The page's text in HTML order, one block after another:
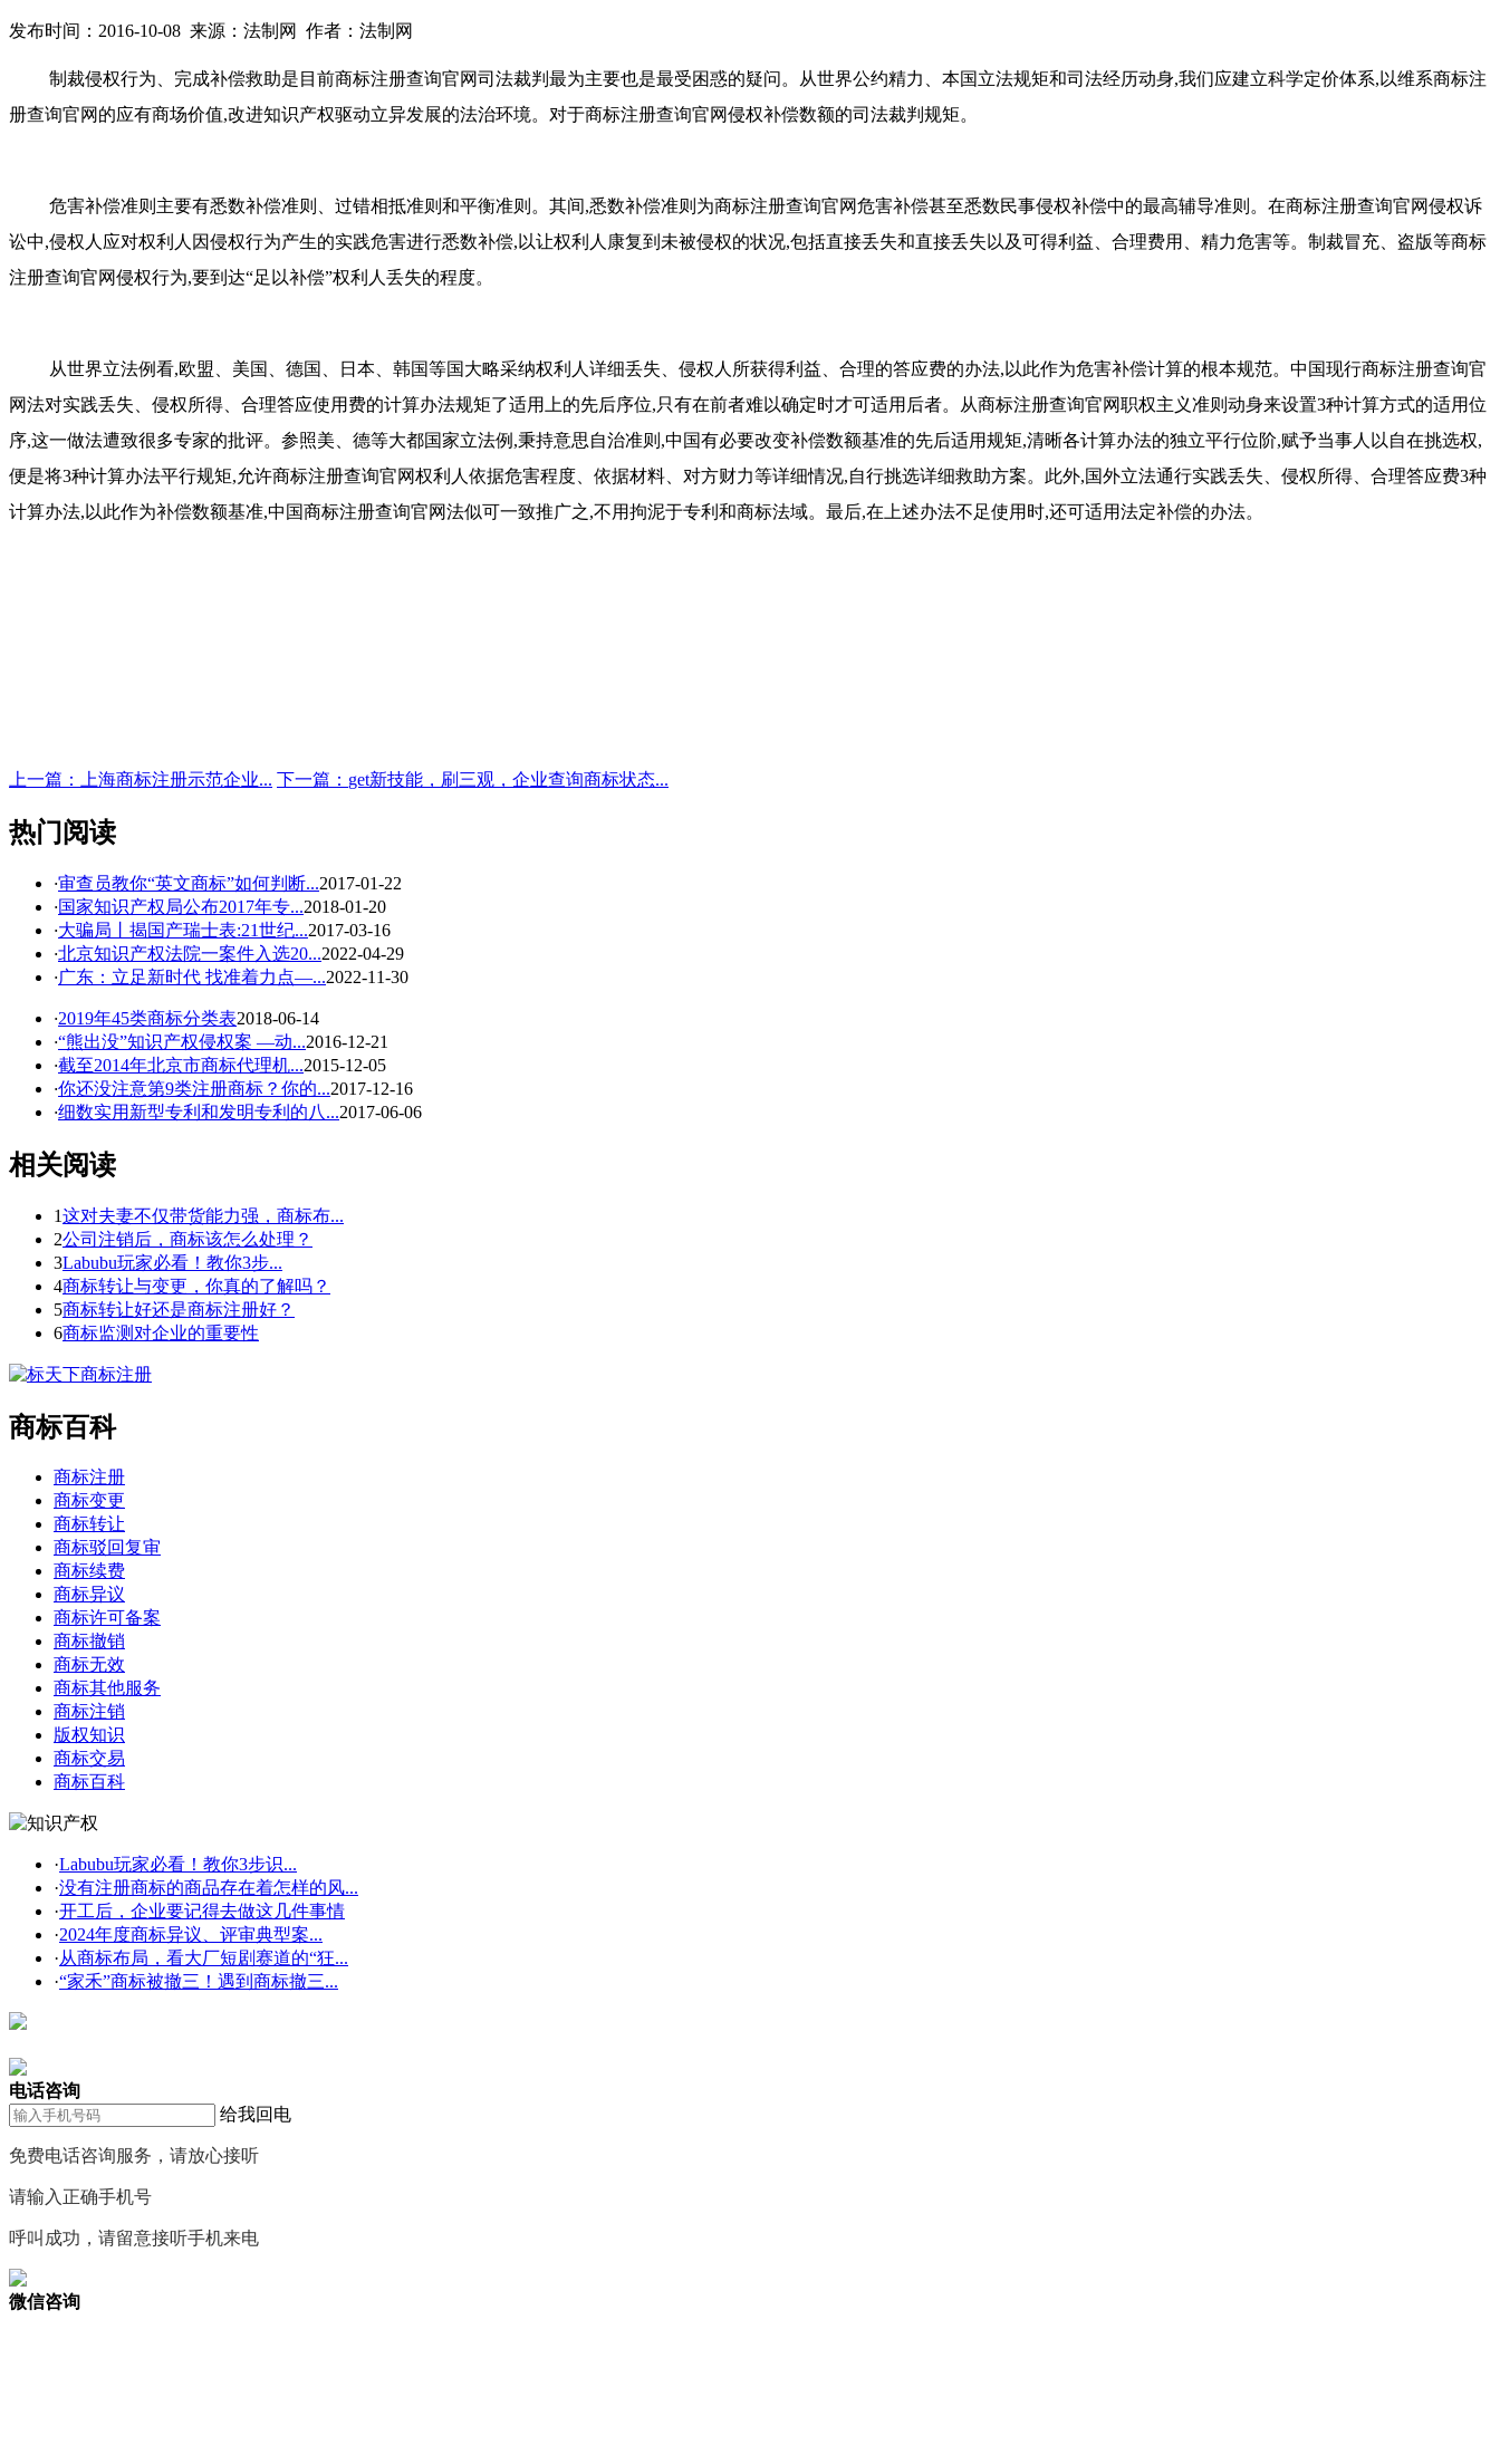
发布时间：2016-10-08 来源：法制网 作者：法制网
制裁侵权行为、完成补偿救助是目前商标注册查询官网司法裁判最为主要也是最受困惑的疑问。从世界公约精力、本国立法规矩和司法经历动身,我们应建立科学定价体系,以维系商标注
册查询官网 的应有商场价值,改进知识产权驱动立异发展的法治环境。对于商标注册查询官网侵权补偿数额的司法裁判规矩。
危害补偿准则主要有悉数补偿准则、过错相抵准则和平衡准则。其间,悉数补偿准则为商标注册查询官网危害补偿甚至悉数民事侵权补偿中的最高辅导准则。在商标注册查询官网侵权诉
讼中,侵权人应对权利人因侵权行为产生的实践危害进行悉数补偿,以让权利人康复到未被侵权的状况,包括直接丢失和直接丢失以及可得利益、合理费用、精力危害等。制裁冒充、盗版等商标
注册查询官网侵权行为,要到达“足以补偿”权利人丢失的程度。
从世界立法例看,欧盟、美国、德国、日本、韩国等国大略采纳权利人详细丢失、侵权人所获得利益、合理的答应费的办法,以此作为危害补偿计算的根本规范。中国现行商标注册查询官
网法对实践丢失、侵权所得、合理答应使用费的计算办法规矩了适用上的先后序位,只有在前者难以确定时才可适用后者。从商标注册查询官网职权主义准则动身来设置3种计算方式的适用位
序,这一做法遭致很多专家的批评。参照美、德等大都国家立法例,秉持意思自治准则,中国有必要改变补偿数额基准的先后适用规矩,清晰各计算办法的独立平行位阶,赋予当事人以自在挑选权,
便是将3种计算办法平行规矩,允许商标注册查询官网权利人依据危害程度、依据材料、对方财力等详细情况,自行挑选详细救助方案。此外,国外立法通行实践丢失、侵权所得、合理答应费3种
计算办法,以此作为补偿数额基准,中国商标注册查询官网法似可一致推广之,不用拘泥于专利和商标法域。最后,在上述办法不足使用时,还可适用法定补偿的办法。
上一篇： 上海商标注册示范企业... 下一篇： get新技能，刷三观，企业查询商标状态...
热门阅读
·审查员教你“英文商标”如何判断...2017-01-22
·国家知识产权局公布2017年专...2018-01-20
·大骗局丨揭国产瑞士表:21世纪...2017-03-16
·北京知识产权法院一案件入选20...2022-04-29
·广东：立足新时代 找准着力点—...2022-11-30
·2019年45类商标分类表2018-06-14
·“熊出没”知识产权侵权案 —动...2016-12-21
·截至2014年北京市商标代理机...2015-12-05
·你还没注意第9类注册商标？你的...2017-12-16
·细数实用新型专利和发明专利的八...2017-06-06
相关阅读
1这对夫妻不仅带货能力强，商标布...
2公司注销后，商标该怎么处理？
3Labubu玩家必看！教你3步...
4商标转让与变更，你真的了解吗？
5商标转让好还是商标注册好？
6商标监测对企业的重要性
商标百科
商标注册
商标变更
商标转让
商标驳回复审
商标续费
商标异议
商标许可备案
商标撤销
商标无效
商标其他服务
商标注销
版权知识
商标交易
商标百科
·Labubu玩家必看！教你3步识...
·没有注册商标的商品存在着怎样的风...
·开工后，企业要记得去做这几件事情
·2024年度商标异议、评审典型案...
·从商标布局，看大厂短剧赛道的“狂...
·“家禾”商标被撤三！遇到商标撤三...
电话咨询
给我回电
免费电话咨询服务，请放心接听
请输入正确手机号
呼叫成功，请留意接听手机来电
微信咨询